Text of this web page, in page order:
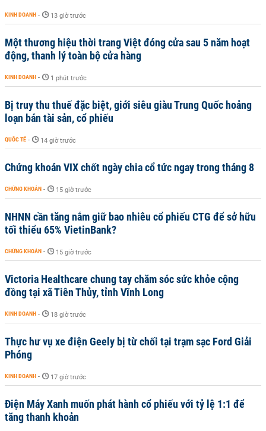
KINH DOANH - 13 giờ trước
Một thương hiệu thời trang Việt đóng cửa sau 5 năm hoạt
động, thanh lý toàn bộ cửa hàng
KINH DOANH - 1 phút trước
Bị truy thu thuế đặc biệt, giới siêu giàu Trung Quốc hoảng
loạn bán tài sản, cổ phiếu
QUỐC TẾ - 14 giờ trước
Chứng khoán VIX chốt ngày chia cổ tức ngay trong tháng 8
CHỨNG KHOÁN - 15 giờ trước
NHNN cần tăng nắm giữ bao nhiêu cổ phiếu CTG để sở hữu
tối thiểu 65% VietinBank?
CHỨNG KHOÁN - 15 giờ trước
Victoria Healthcare chung tay chăm sóc sức khỏe cộng
đồng tại xã Tiên Thủy, tỉnh Vĩnh Long
KINH DOANH - 18 giờ trước
Thực hư vụ xe điện Geely bị từ chối tại trạm sạc Ford Giải
Phóng
KINH DOANH - 17 giờ trước
Điện Máy Xanh muốn phát hành cổ phiếu với tỷ lệ 1:1 để
tăng thanh khoản